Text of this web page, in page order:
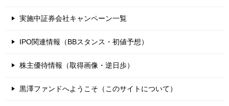
実施中証券会社キャンペーン一覧
IPO関連情報（BBスタンス・初値予想）
株主優待情報（取得画像・逆日歩）
黒澤ファンドへようこそ（このサイトについて）